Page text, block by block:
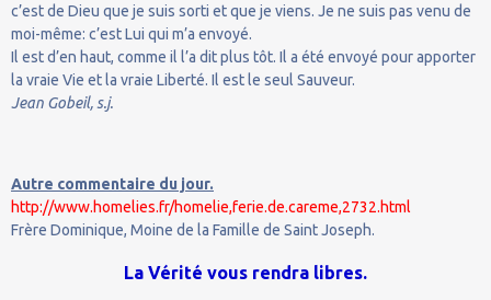
c’est de Dieu que je suis sorti et que je viens. Je ne suis pas venu de
moi-même: c’est Lui qui m’a envoyé.
Il est d’en haut, comme il l’a dit plus tôt. Il a été envoyé pour apporter
la vraie Vie et la vraie Liberté. Il est le seul Sauveur.
Jean Gobeil, s.j.
Autre commentaire du jour.
http://www.homelies.fr/homelie,ferie.de.careme,2732.html
Frère Dominique, Moine de la Famille de Saint Joseph.
La Vérité vous rendra libres.